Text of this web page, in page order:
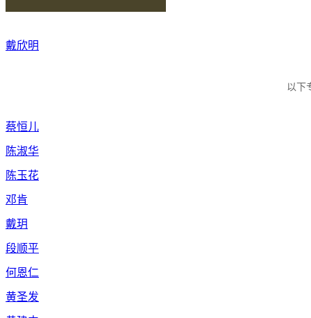
戴欣明
以下
蔡恒儿
陈淑华
陈玉花
邓肯
戴玥
段顺平
何恩仁
黄圣发